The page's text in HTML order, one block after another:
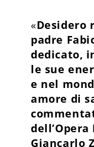
«Desidero
padre
dedicato,
le sue
e nel
amore di
dell’Opera
Giancarlo